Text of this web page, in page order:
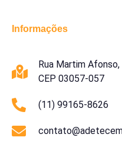
Informações
Rua Martim
CEP 03057-057
(11) 99165-8626